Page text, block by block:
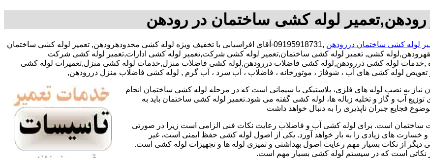
لوله کشی ساختمان در رودهن
لوله کشی ساختمان دررودهن
,09195918731-آقای افراسیابی با تخفیف ویژه لوله کشی محدودهرودهن, تعمیر لوله کشی ساختمان
کشی, تعمیر لوله کشی ساختمان,تعمیر لوله کشی شرکت,تعمیر لوله کشی ادارات,تعمیر لوله کشی شرکت
,خدمات لوله کشی دررودهن,لوله کشی فاضلاب دررودهن,لوله کشی فاضلاب منزل,خدمات لوله کشی منزل,تعمیرات لوله کشی
و تعویض لوله کشی های آب ، شوفاژ ، موتورخانه ، فاضلاب ، آب سرد ، آب گرم , لوله کشی فاضلاب منزل دررودهن,
نیاز به نصب لوله های فلزی، پلاستیکی یا سیمانی است که در مرحله لوله کشی ساختمان انجام
آب و گاز و تخلیه زباله ها، لوله کشی گفته می شود.تعمیر لوله کشی ساختمان باید به
فجایع جبران ناپذیری را به دنبال خواهد داشت
است. برای لوله کشی آب و فاضلاب رعایت نکات فنی الزامی است زیرا در صورتی
خسارت های زیادی را به بار خواهد آورد. یکی از اصول لوله کشی حفظ ایمنی است، غیر
دیگر از نکات بسیار مهم رعایت اصول بهداشتی و تمیزی لوله ها و تجهیزات لوله کشی است.
نکاتی است که در سیستم لوله کشی بسیار مهم است.